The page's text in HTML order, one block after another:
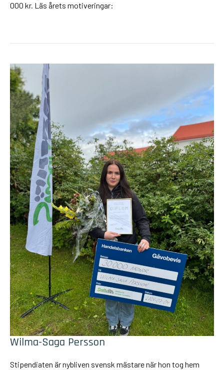
000 kr. Läs årets motiveringar:
Wilma-Saga Persson
Stipendiaten är nybliven svensk mästare när hon tog hem